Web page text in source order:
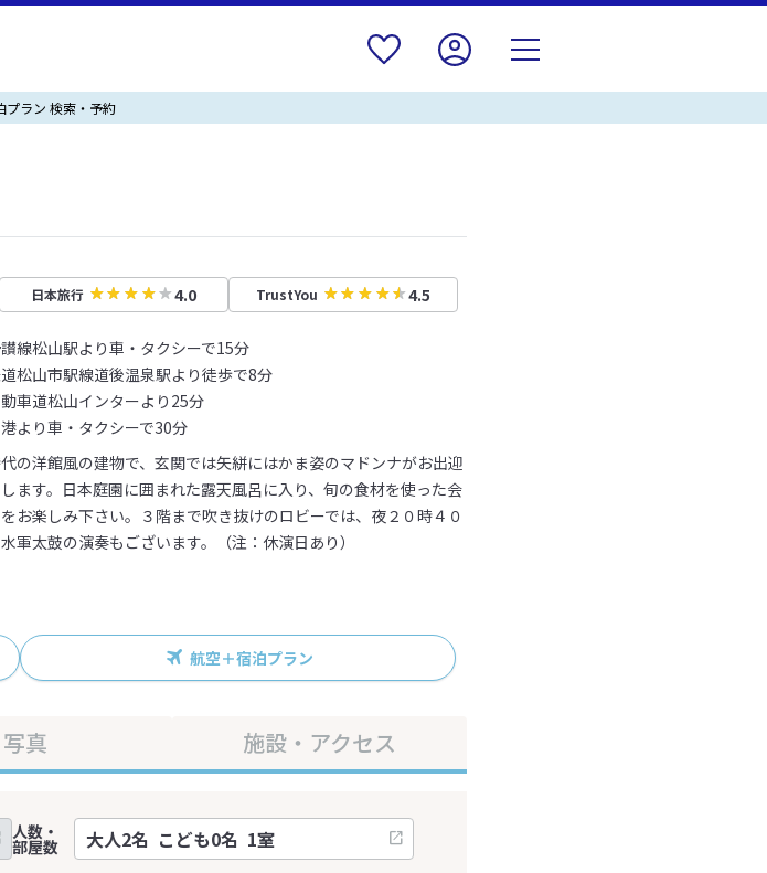
プラン 検索・予約
日本旅行 4.0 TrustYou 4.5
讃線松山駅より車・タクシーで15分
松山市駅線道後温泉駅より徒歩で8分
車道松山インターより25分
より車・タクシーで30分
の洋館風の建物で、玄関では矢絣にはかま姿のマドンナがお出迎
ます。日本庭園に囲まれた露天風呂に入り、旬の食材を使った会
お楽しみ下さい。３階まで吹き抜けのロビーでは、夜２０時４０
軍太鼓の演奏もございます。（注：休演日あり）
航空＋宿泊プラン
写真 施設・アクセス
人数・
部屋数